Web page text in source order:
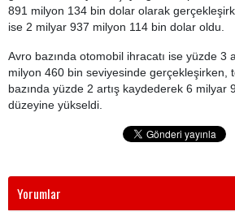
891 milyon 134 bin dolar olarak
ise 2 milyar 937 milyon 114 bin dolar oldu.
Avro bazında otomobil ihracatı ise yüzde 3
milyon 460 bin seviyesinde gerçekleşirken,
bazında yüzde 2 artış kaydederek 6 milyar
düzeyine yükseldi.
Yorumlar